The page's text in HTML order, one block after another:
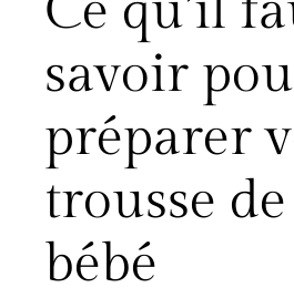
savoir
préparer
trousse
bébé